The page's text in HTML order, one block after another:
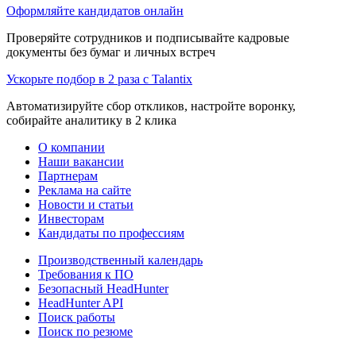
Оформляйте кандидатов онлайн
Проверяйте сотрудников и подписывайте кадровые
документы без бумаг и личных встреч
Ускорьте подбор в 2 раза с Talantix
Автоматизируйте сбор откликов, настройте воронку,
собирайте аналитику в 2 клика
О компании
Наши вакансии
Партнерам
Реклама на сайте
Новости и статьи
Инвесторам
Кандидаты по профессиям
Производственный календарь
Требования к ПО
Безопасный HeadHunter
HeadHunter API
Поиск работы
Поиск по резюме